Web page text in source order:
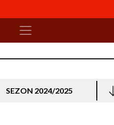
SEZON 2024/2025